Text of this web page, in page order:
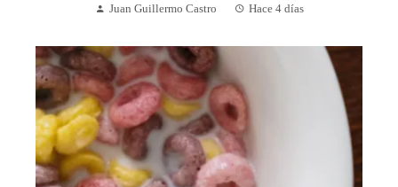
Juan Guillermo Castro Hace 4 días